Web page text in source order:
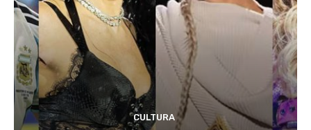
CULTURA